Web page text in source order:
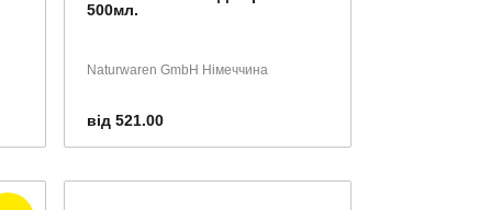
500мл.
Naturwaren GmbH Німеччина
від 521.00